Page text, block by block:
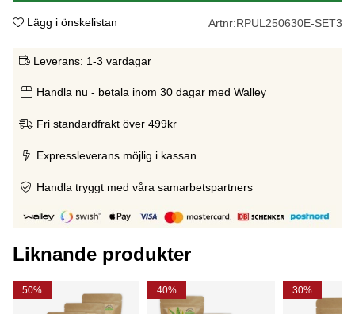
Lägg i önskelistan Artnr:RPUL250630E-SET3
Leverans: 1-3 vardagar
Handla nu - betala inom 30 dagar med Walley
Fri standardfrakt över 499kr
Expressleverans möjlig i kassan
Handla tryggt med våra samarbetspartners
Liknande produkter
50% 40% 30%